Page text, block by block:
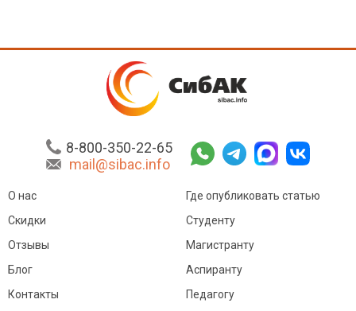
8-800-350-22-65
mail@sibac.info
О нас
Скидки
Отзывы
Блог
Контакты
Где опубликовать статью
Студенту
Магистранту
Аспиранту
Педагогу